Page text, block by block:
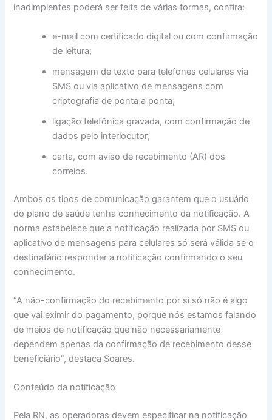
inadimplentes poderá ser feita de várias formas, confira:
e-mail com certificado digital ou com confirmação
de leitura;
mensagem de texto para telefones celulares via
SMS ou via aplicativo de mensagens com
criptografia de ponta a ponta;
ligação telefônica gravada, com confirmação de
dados pelo interlocutor;
carta, com aviso de recebimento (AR) dos
correios.
Ambos os tipos de comunicação garantem que o usuário
do plano de saúde tenha conhecimento da notificação. A
norma estabelece que a notificação realizada por SMS ou
aplicativo de mensagens para celulares só será válida se o
destinatário responder a notificação confirmando o seu
conhecimento.
“A não-confirmação do recebimento por si só não é algo
que vai eximir do pagamento, porque nós estamos falando
de meios de notificação que não necessariamente
dependem apenas da confirmação de recebimento desse
beneficiário”, destaca Soares.
Conteúdo da notificação
Pela RN, as operadoras devem especificar na notificação